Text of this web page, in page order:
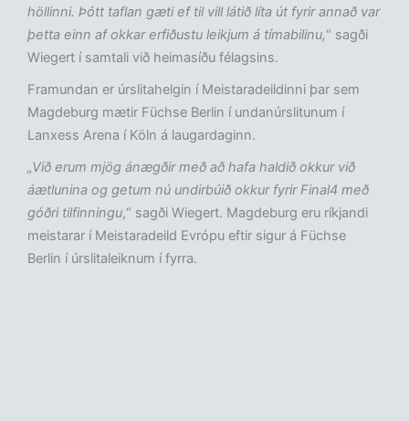
höllinni. Þótt taflan gæti ef til vill látið líta út fyrir annað var
þetta einn af okkar erfiðustu leikjum á tímabilinu,“ sagði
Wiegert í samtali við heimasíðu félagsins.
Framundan er úrslitahelgin í Meistaradeildinni þar sem
Magdeburg mætir Füchse Berlin í undanúrslitunum í
Lanxess Arena í Köln á laugardaginn.
„Við erum mjög ánægðir með að hafa haldið okkur við
áætlunina og getum nú undirbúið okkur fyrir Final4 með
góðri tilfinningu,“ sagði Wiegert. Magdeburg eru ríkjandi
meistarar í Meistaradeild Evrópu eftir sigur á Füchse
Berlin í úrslitaleiknum í fyrra.